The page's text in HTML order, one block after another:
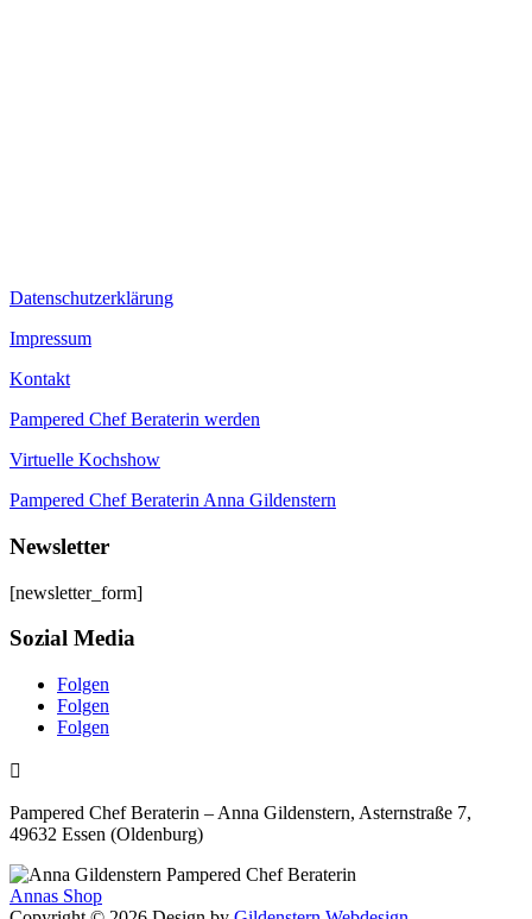
Datenschutzerklärung
Impressum
Kontakt
Pampered Chef Beraterin werden
Virtuelle Kochshow
Pampered Chef Beraterin Anna Gildenstern
Newsletter
[newsletter_form]
Sozial Media
Folgen
Folgen
Folgen

Pampered Chef Beraterin – Anna Gildenstern, Asternstraße 7,
49632 Essen (Oldenburg)
Annas Shop